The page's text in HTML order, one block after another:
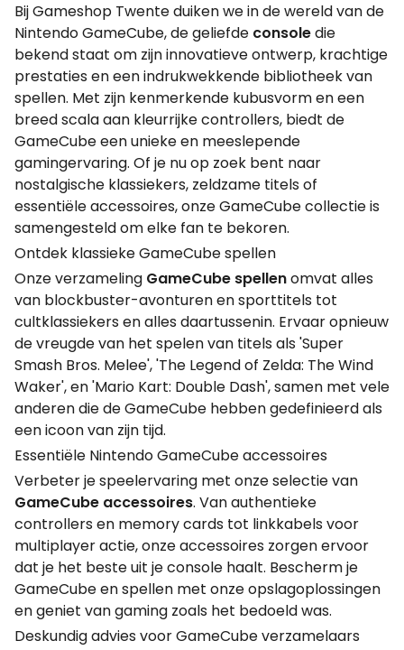
Bij Gameshop Twente duiken we in de wereld van de
Nintendo GameCube, de geliefde consoledie
bekend staat om zijn innovatieve ontwerp, krachtige
prestaties en een indrukwekkende bibliotheek van
spellen. Met zijn kenmerkende kubusvorm en een
breed scala aan kleurrijke controllers, biedt de
GameCube een unieke en meeslepende
gamingervaring. Of je nu op zoek bent naar
nostalgische klassiekers, zeldzame titels of
essentiële accessoires, onze GameCube collectie is
samengesteld om elke fan te bekoren.
Ontdek klassieke GameCube spellen
Onze verzameling GameCube spellenomvat alles
van blockbuster-avonturen en sporttitels tot
cultklassiekers en alles daartussenin. Ervaar opnieuw
de vreugde van het spelen van titels als 'Super
Smash Bros. Melee', 'The Legend of Zelda: The Wind
Waker', en 'Mario Kart: Double Dash', samen met vele
anderen die de GameCube hebben gedefinieerd als
een icoon van zijn tijd.
Essentiële Nintendo GameCube accessoires
Verbeter je speelervaring met onze selectie van
GameCube accessoires. Van authentieke
controllers en memory cards tot linkkabels voor
multiplayer actie, onze accessoires zorgen ervoor
dat je het beste uit je console haalt. Bescherm je
GameCube en spellen met onze opslagoplossingen
en geniet van gaming zoals het bedoeld was.
Deskundig advies voor GameCube verzamelaars